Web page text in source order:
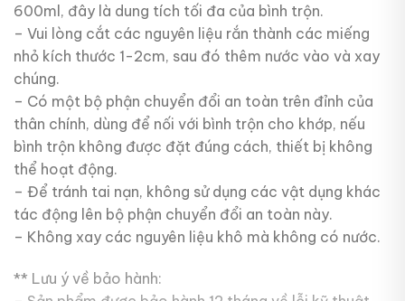
600ml, đây là dung tích tối đa của bình trộn.
– Vui lòng cắt các nguyên liệu rắn thành các miếng
nhỏ kích thước 1-2cm, sau đó thêm nước vào và xay
chúng.
– Có một bộ phận chuyển đổi an toàn trên đỉnh của
thân chính, dùng để nối với bình trộn cho khớp, nếu
bình trộn không được đặt đúng cách, thiết bị không
thể hoạt động.
– Để tránh tai nạn, không sử dụng các vật dụng khác
tác động lên bộ phận chuyển đổi an toàn này.
– Không xay các nguyên liệu khô mà không có nước.
** Lưu ý về bảo hành: